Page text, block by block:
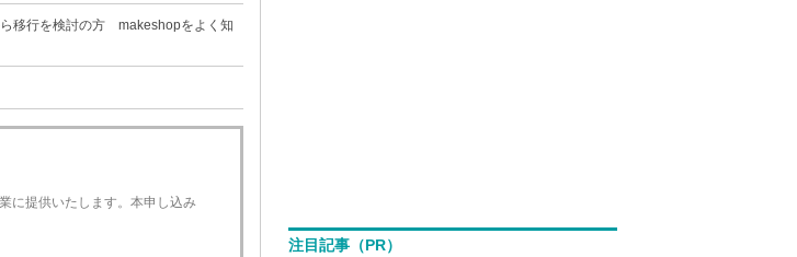
移行を検討の方 makeshopをよく知
に提供いたします。本申し込み
注目記事（PR）